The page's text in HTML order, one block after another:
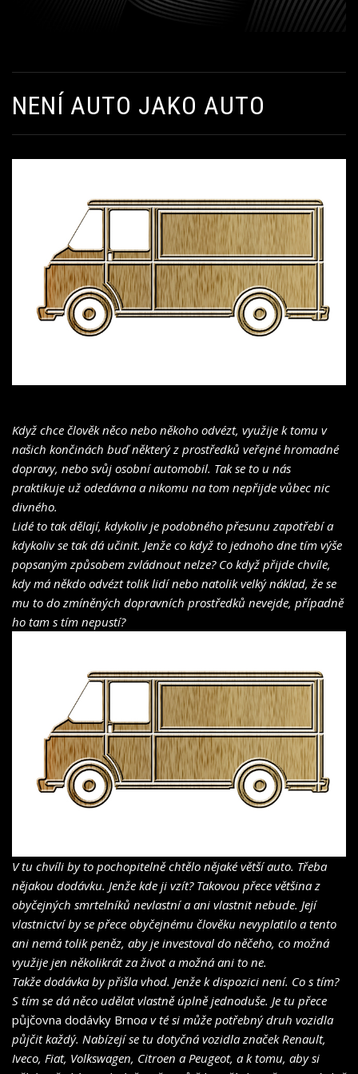
NENÍ AUTO JAKO AUTO
Když chce člověk něco nebo někoho odvézt, využije k tomu v
našich končinách buď některý z prostředků veřejné hromadné
dopravy, nebo svůj osobní automobil. Tak se to u nás
praktikuje už odedávna a nikomu na tom nepřijde vůbec nic
divného.
Lidé to tak dělají, kdykoliv je podobného přesunu zapotřebí a
kdykoliv se tak dá učinit. Jenže co když to jednoho dne tím výše
popsaným způsobem zvládnout nelze? Co když přijde chvíle,
kdy má někdo odvézt tolik lidí nebo natolik velký náklad, že se
mu to do zmíněných dopravních prostředků nevejde, případně
ho tam s tím nepustí?
V tu chvíli by to pochopitelně chtělo nějaké větší auto. Třeba
nějakou dodávku. Jenže kde ji vzít? Takovou přece většina z
obyčejných smrtelníků nevlastní a ani vlastnit nebude. Její
vlastnictví by se přece obyčejnému člověku nevyplatilo a tento
ani nemá tolik peněz, aby je investoval do něčeho, co možná
využije jen několikrát za život a možná ani to ne.
Takže dodávka by přišla vhod. Jenže k dispozici není. Co s tím?
S tím se dá něco udělat vlastně úplně jednoduše. Je tu přece
půjčovna dodávky Brnoa v té si může potřebný druh vozidla
půjčit každý. Nabízejí se tu dotyčná vozidla značek Renault,
Iveco, Fiat, Volkswagen, Citroen a Peugeot, a k tomu, aby si